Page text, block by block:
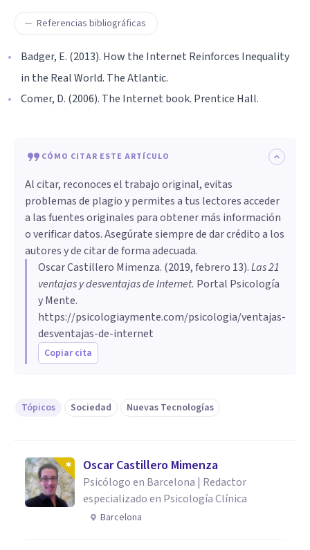
Referencias bibliográficas
Badger, E. (2013). How the Internet Reinforces Inequality
in the Real World. The Atlantic.
Comer, D. (2006). The Internet book. Prentice Hall.
CÓMO CITAR ESTE ARTÍCULO
Al citar, reconoces el trabajo original, evitas
problemas de plagio y permites a tus lectores acceder
a las fuentes originales para obtener más información
o verificar datos. Asegúrate siempre de dar crédito a los
autores y de citar de forma adecuada.
Oscar Castillero Mimenza. (2019, febrero 13).Las 21
ventajas y desventajas de Internet. Portal Psicología
y Mente.
https://psicologiaymente.com/psicologia/ventajas-
desventajas-de-internet
Copiar cita
Tópicos Sociedad Nuevas Tecnologías
Oscar Castillero Mimenza
Psicólogo en Barcelona | Redactor
especializado en Psicología Clínica
Barcelona